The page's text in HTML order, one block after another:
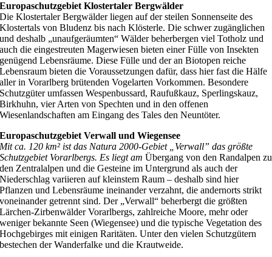
Europaschutzgebiet Klostertaler Bergwälder
Die Klostertaler Bergwälder liegen auf der steilen Sonnenseite des
Klostertals von Bludenz bis nach Klösterle. Die schwer zugänglichen
und deshalb „unaufgeräumten“ Wälder beherbergen viel Totholz und
auch die eingestreuten Magerwiesen bieten einer Fülle von Insekten
genügend Lebensräume. Diese Fülle und der an Biotopen reiche
Lebensraum bieten die Voraussetzungen dafür, dass hier fast die Hälfe
aller in Vorarlberg brütenden Vogelarten Vorkommen. Besondere
Schutzgüter umfassen Wespenbussard, Raufußkauz, Sperlingskauz,
Birkhuhn, vier Arten von Spechten und in den offenen
Wiesenlandschaften am Eingang des Tales den Neuntöter.
Europaschutzgebiet Verwall und Wiegensee
Mit ca. 120 km² ist das Natura 2000-Gebiet „Verwall” das größte
Schutzgebiet Vorarlbergs. Es liegt amÜbergang von den Randalpen zu
den Zentralalpen und die Gesteine im Untergrund als auch der
Niederschlag variieren auf kleinstem Raum – deshalb sind hier
Pflanzen und Lebensräume ineinander verzahnt, die andernorts strikt
voneinander getrennt sind. Der „Verwall“ beherbergt die größten
Lärchen-Zirbenwälder Vorarlbergs, zahlreiche Moore, mehr oder
weniger bekannte Seen (Wiegensee) und die typische Vegetation des
Hochgebirges mit einigen Raritäten. Unter den vielen Schutzgütern
bestechen der Wanderfalke und die Krautweide.